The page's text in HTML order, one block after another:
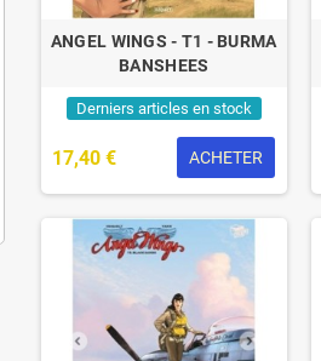
ANGEL WINGS - T1 - BURMA
BANSHEES
Derniers articles en stock
17,40 € ACHETER